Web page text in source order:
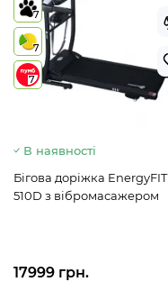
7
7
7
В наявності
Бігова доріжка EnergyFIT
510D з вібромасажером
17999 грн.